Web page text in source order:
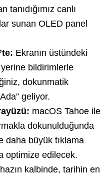
tanıdığımız canlı
sunan OLED panel
Ekranın üstündeki
bildirimlerle
dokunmatik
geliyor.
macOS Tahoe ile
dokunulduğunda
daha büyük tıklama
optimize edilecek.
kalbinde, tarihin en